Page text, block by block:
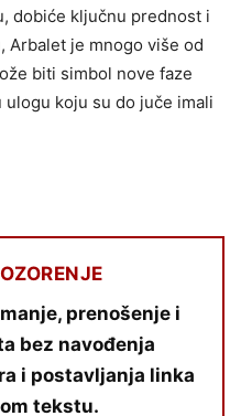
dobiće ključnu prednost i
Arbalet je mnogo više od
biti simbol nove faze
koju su do juče imali
prenošenje i
bez navođenja
i postavljanja linka
tekstu.